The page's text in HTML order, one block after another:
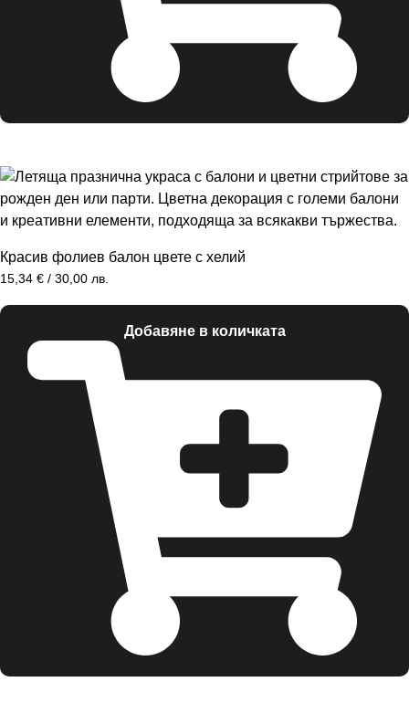
Красив фолиев балон цвете с хелий
15,34 € / 30,00 лв.
Добавяне в количката